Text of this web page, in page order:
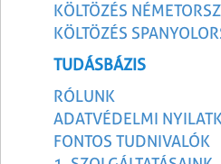
KÖLTÖZÉS
KÖLTÖZÉS
TUDÁSBÁZIS
RÓLUNK
ADATVÉDELMI
FONTOS TUDNIVALÓK